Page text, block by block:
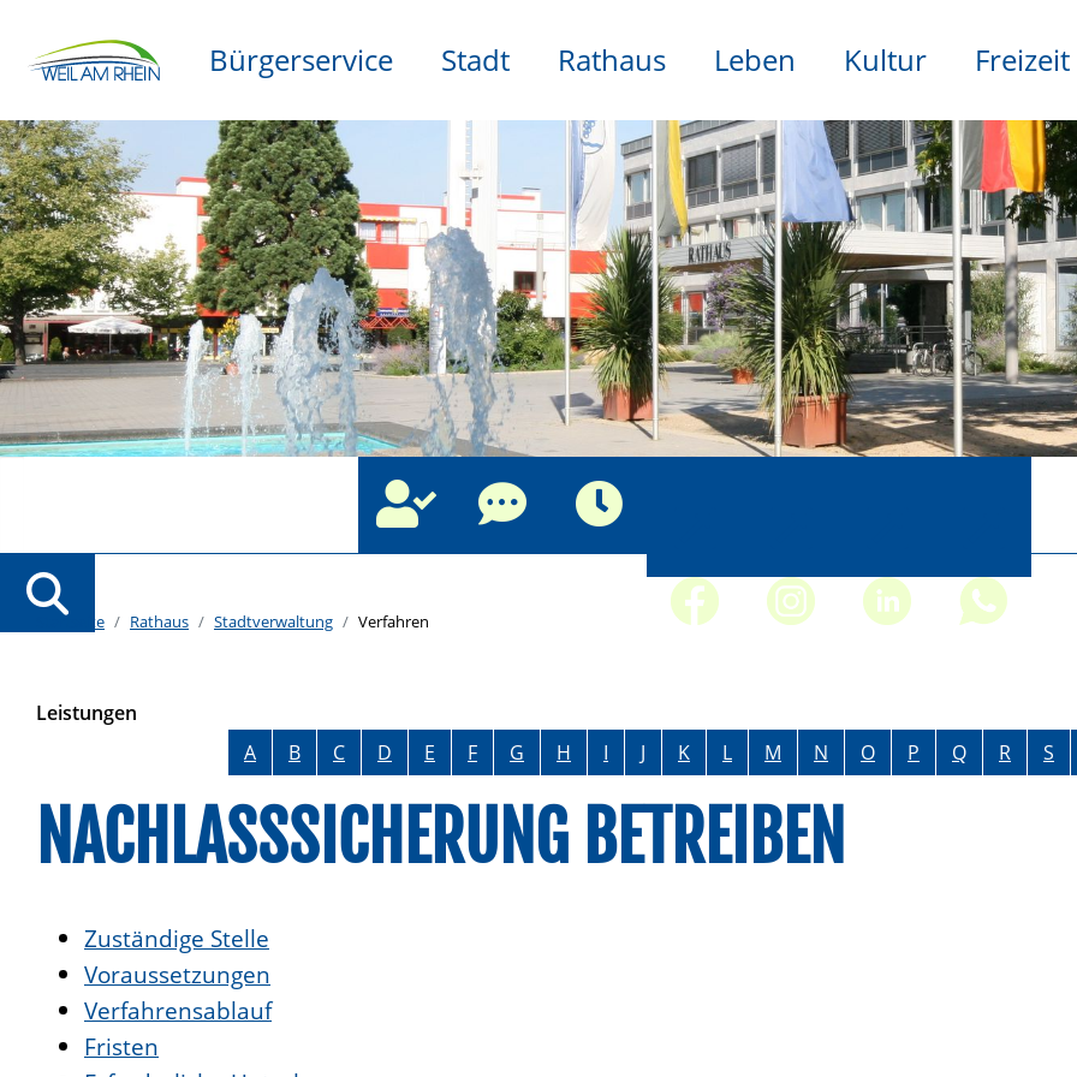
Bürgerservice Stadt Rathaus Leben Kultur Freizeit
Startseite Rathaus Stadtverwaltung Verfahren
Leistungen
Alphabetisches Register überspringen
A B C D E F G H I J K L M N O P Q R S
NACHLASSSICHERUNG BETREIBEN
Zuständige Stelle
Voraussetzungen
Verfahrensablauf
Fristen